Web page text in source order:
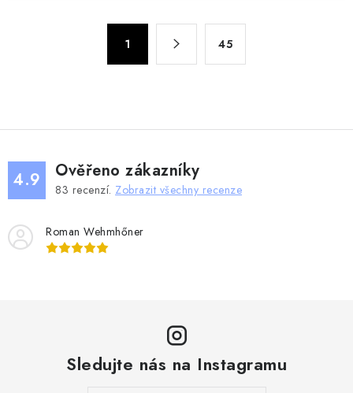
p
v
k
v
ý
k
v
á
n
1 45
4.9 Ověřeno zákazníky
83 recenzí. Zobrazit všechny recenze
Roman Wehmhőner
Sledujte nás na Instagramu